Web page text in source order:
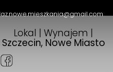
Lokal | Wynajem |
Szczecin, Nowe Miasto